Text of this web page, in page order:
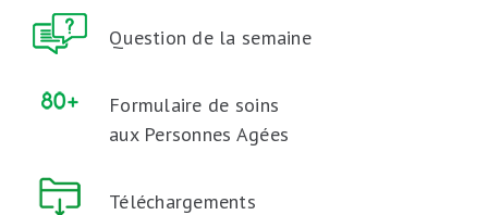
Question de la semaine
Formulaire de soins
aux Personnes Agées
Téléchargements